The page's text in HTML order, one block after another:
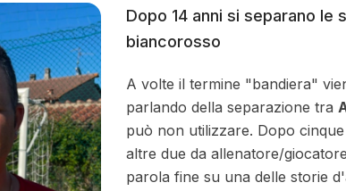
Dopo 14 anni si separano le
biancorosso
A volte il termine "bandiera"
parlando della separazione tra
può non utilizzare. Dopo
altre due da allenatore/
parola fine su una delle storie